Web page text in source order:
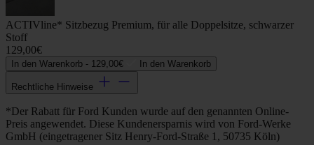
ACTIVline* Sitzbezug Premium, für alle Doppelsitze, schwarzer
Stoff
129,00€
In den Warenkorb - 129,00€ In den Warenkorb
Rechtliche Hinweise
*Der Rabatt für Ford Kunden wurde auf den genannten Online-
Preis angewendet. Diese Kundenersparnis wird von Ford-Werke
GmbH (eingetragener Sitz Henry-Ford-Straße 1, 50735 Köln)